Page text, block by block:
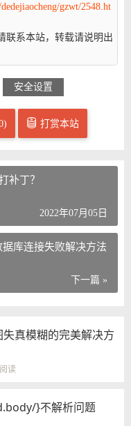
gzwt/2548.ht
联系本站，转载请说明出
安全设置
) 打赏本站
补丁？
2022年07月05日
库连接失败解决方法
下一篇 »
真模糊的完美解决方
阅读
}不解析问题